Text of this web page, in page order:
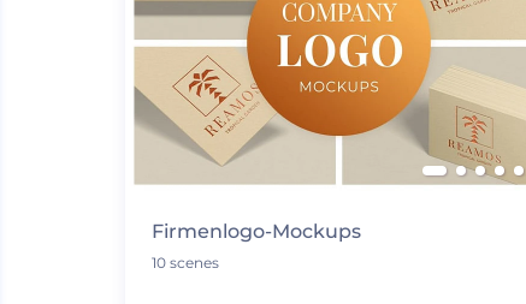
Firmenlogo-Mockups
10 scenes